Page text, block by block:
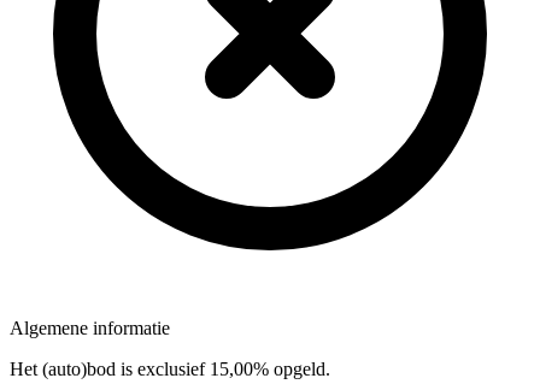
Algemene informatie
Het (auto)bod is exclusief 15,00% opgeld.